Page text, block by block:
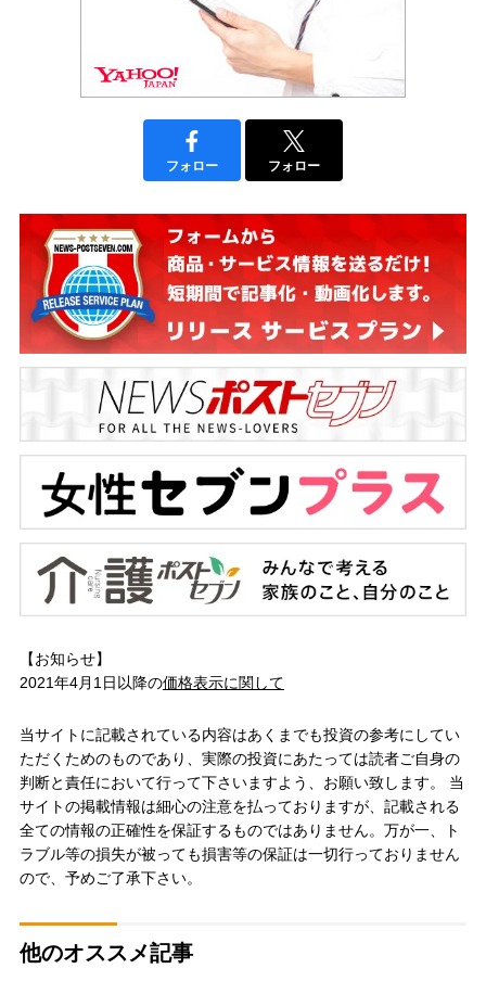
フォロー フォロー
【お知らせ】
2021年4月1日以降の価格表示に関して
当サイトに記載されている内容はあくまでも投資の参考にしてい
ただくためのものであり、実際の投資にあたっては読者ご自身の
判断と責任において行って下さいますよう、お願い致します。 当
サイトの掲載情報は細心の注意を払っておりますが、記載される
全ての情報の正確性を保証するものではありません。万が一、ト
ラブル等の損失が被っても損害等の保証は一切行っておりません
ので、予めご了承下さい。
他のオススメ記事